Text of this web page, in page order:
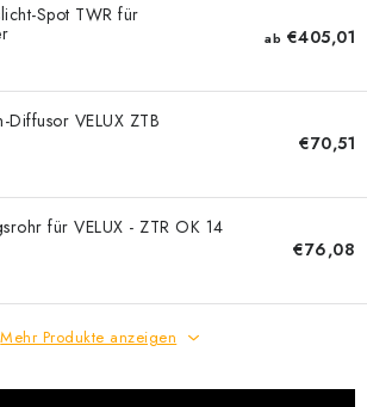
Spot TWR für
ab €405,01
Diffusor VELUX ZTB
€70,51
für VELUX - ZTR OK 14
€76,08
Mehr Produkte anzeigen